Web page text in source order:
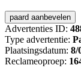
Advertenties ID:
Type advertentie:
Plaatsingsdatum: 8/
Reclameoproep: